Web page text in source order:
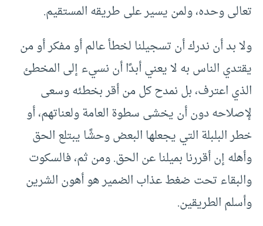
تعالى وحده، ولمن يسير على طريقه المستقيم.
ولا بد أن ندرك أن تسجيلنا لخطأ عالم أو مفكر أو من
يقتدي الناس به لا يعني أبدًا أن نسيء إلى المخطئ
الذي اعترف، بل نمدح كل من أقر بخطئه وسعى
لإصلاحه دون أن يخشى سطوة العامة ولعناتهم، أو
خطر البلبلة التي يجعلها البعض وحشًا يبتلع الحق
وأهله إن أقررنا بميلنا عن الحق. ومن ثم، فالسكوت
والبقاء تحت ضغط عذاب الضمير هو أهون الشرين
وأسلم الطريقين.